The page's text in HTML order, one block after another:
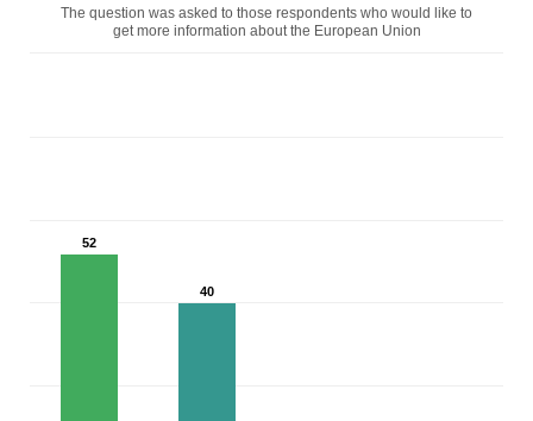
The question was asked to those respondents who would like to
get more information about the European Union
52
40